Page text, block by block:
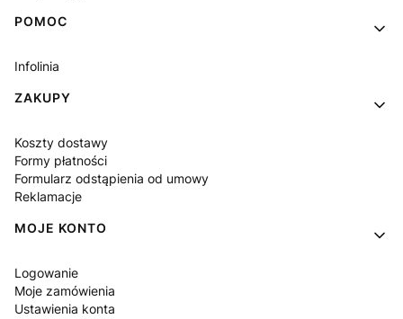
POMOC
Infolinia
ZAKUPY
Koszty dostawy
Formy płatności
Formularz odstąpienia od umowy
Reklamacje
MOJE KONTO
Logowanie
Moje zamówienia
Ustawienia konta